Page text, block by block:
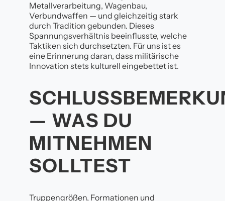
Metallverarbeitung, Wagenbau,
Verbundwaffen — und gleichzeitig stark
durch Tradition gebunden. Dieses
Spannungsverhältnis beeinflusste, welche
Taktiken sich durchsetzten. Für uns ist es
eine Erinnerung daran, dass militärische
Innovation stets kulturell eingebettet ist.
— WAS DU
MITNEHMEN
SOLLTEST
Truppengrößen, Formationen und